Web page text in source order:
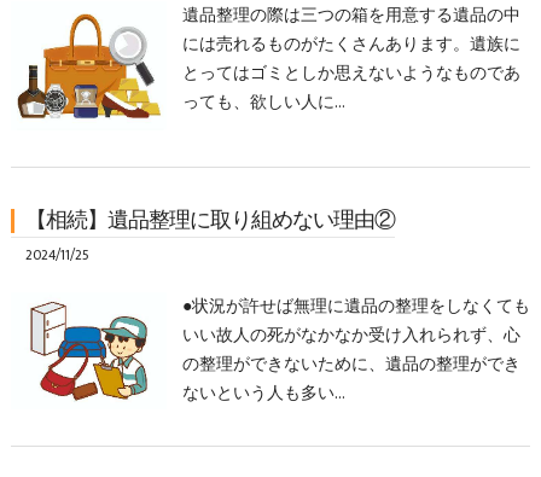
遺品整理の際は三つの箱を用意する遺品の中
には売れるものがたくさんあります。遺族に
とってはゴミとしか思えないようなものであ
っても、欲しい人に…
【相続】遺品整理に取り組めない理由②
2024/11/25
●状況が許せば無理に遺品の整理をしなくても
いい故人の死がなかなか受け入れられず、心
の整理ができないために、遺品の整理ができ
ないという人も多い…